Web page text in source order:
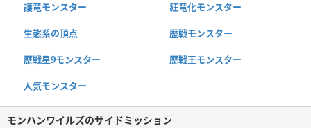
護竜モンスター 狂竜化モンスター
生態系の頂点 歴戦モンスター
歴戦星9モンスター 歴戦王モンスター
人気モンスター
モンハンワイルズのサイドミッション